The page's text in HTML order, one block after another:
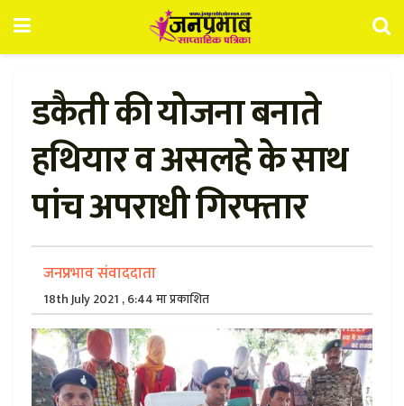
डकैती की योजना बनाते
हथियार व असलहे के साथ
पांच अपराधी गिरफ्तार
जनप्रभाव संवाददाता
18th July 2021 , 6:44 मा प्रकाशित